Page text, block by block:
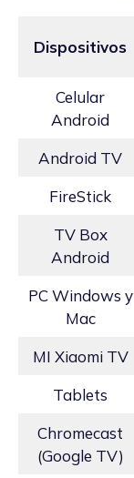
Dispositivos
Celular
Android
Android TV
FireStick
TV Box
Android
PC Windows y
Mac
MI Xiaomi TV
Tablets
Chromecast
(Google TV)